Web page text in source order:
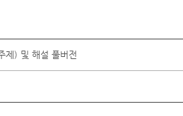
제) 및 해설 풀버전